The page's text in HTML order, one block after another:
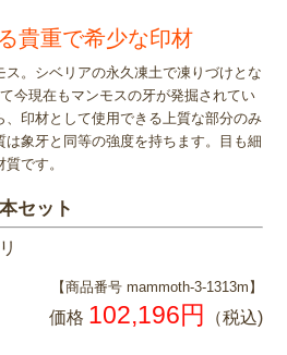
貴重で希少な印材
。シベリアの永久凍土で凍りづけとな
今現在もマンモスの牙が発掘されてい
、印材として使用できる上質な部分のみ
象牙と同等の強度を持ちます。目も細
です。
セット
【商品番号 mammoth-3-1313m】
価格 102,196円 （税込)